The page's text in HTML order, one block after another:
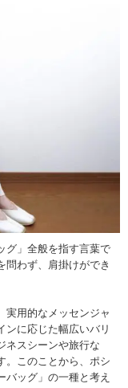
グ」全般を指す言葉で
問わず、肩掛けができ
実用的なメッセンジャ
ンに応じた幅広いバリ
ネスシーンや旅行な
。このことから、ポシ
バッグ」の一種と考え